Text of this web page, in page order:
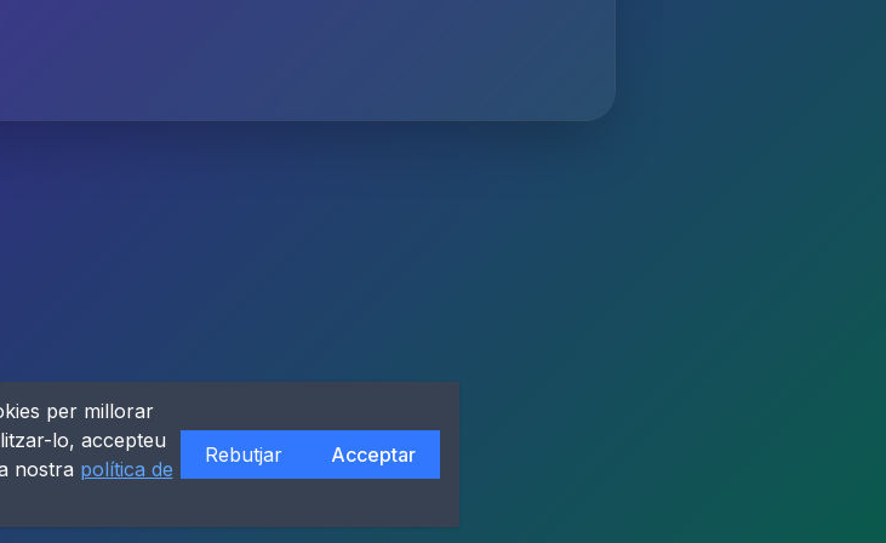
per millorar
lo, accepteu
nostra política de
Rebutjar Acceptar